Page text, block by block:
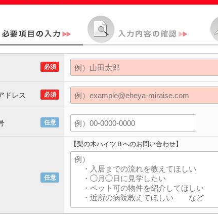
必須
必須
ドレス
任意
任意
【梨の木ハイツＢへのお問い合わせ】